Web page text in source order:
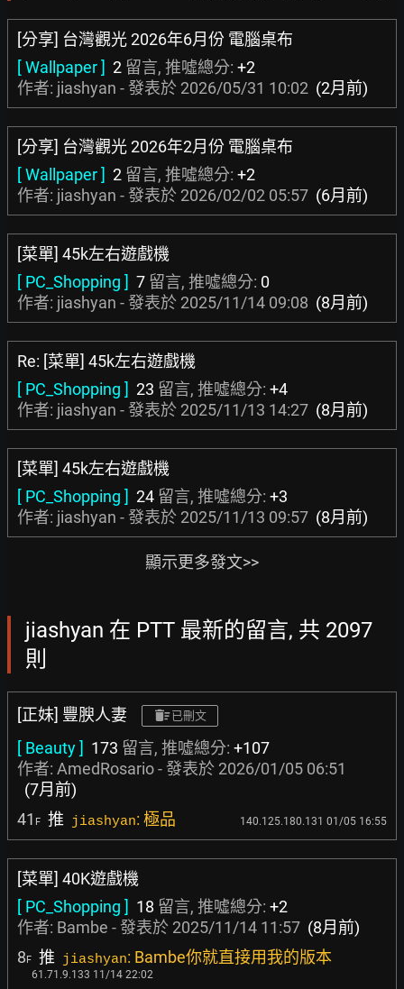
[分享] 台灣觀光 2026年6月份 電腦桌布
[ Wallpaper ] 2 留言, 推噓總分: +2
作者: jiashyan - 發表於 2026/05/31 10:02 (2月前)
[分享] 台灣觀光 2026年2月份 電腦桌布
[ Wallpaper ] 2 留言, 推噓總分: +2
作者: jiashyan - 發表於 2026/02/02 05:57 (6月前)
[菜單] 45k左右遊戲機
[ PC_Shopping ] 7 留言, 推噓總分: 0
作者: jiashyan - 發表於 2025/11/14 09:08 (8月前)
Re: [菜單] 45k左右遊戲機
[ PC_Shopping ] 23 留言, 推噓總分: +4
作者: jiashyan - 發表於 2025/11/13 14:27 (8月前)
[菜單] 45k左右遊戲機
[ PC_Shopping ] 24 留言, 推噓總分: +3
作者: jiashyan - 發表於 2025/11/13 09:57 (8月前)
顯示更多發文>>
jiashyan 在 PTT 最新的留言, 共 2097
則
[正妹] 豐腴人妻 已刪文
[ Beauty ] 173 留言, 推噓總分: +107
作者: AmedRosario- 發表於 2026/01/05 06:51
(7月前)
41 F 推 jiashyan: 極品 140.125.180.131 01/05 16:55
[菜單] 40K遊戲機
[ PC_Shopping ] 18 留言, 推噓總分: +2
作者: Bambe - 發表於 2025/11/14 11:57 (8月前)
8F 推 jiashyan: Bambe你就直接用我的版本
61.71.9.133 11/14 22:02